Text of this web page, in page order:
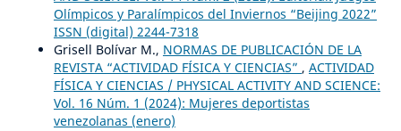
Olímpicos y Paralímpicos del Inviernos “Beijing 2022”
ISSN (digital) 2244-7318
Grisell Bolívar M., NORMAS DE PUBLICACIÓN DE LA
REVISTA “ACTIVIDAD FÍSICA Y CIENCIAS” , ACTIVIDAD
FÍSICA Y CIENCIAS / PHYSICAL ACTIVITY AND SCIENCE:
Vol. 16 Núm. 1 (2024): Mujeres deportistas
venezolanas (enero)